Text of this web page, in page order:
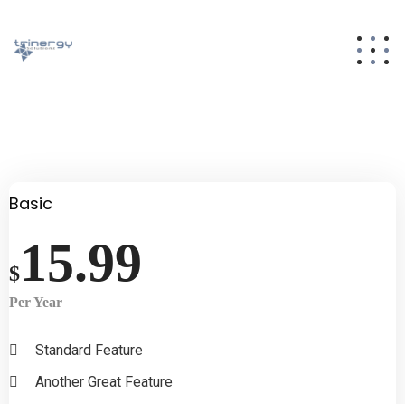
Basic
$15.99
Per Year
Standard Feature
Another Great Feature